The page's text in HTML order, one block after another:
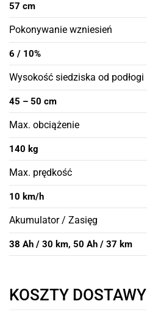
57 cm
Pokonywanie wzniesień
6 / 10%
Wysokość siedziska od podłogi
45 – 50 cm
Max. obciążenie
140 kg
Max. prędkość
10 km/h
Akumulator / Zasięg
38 Ah / 30 km, 50 Ah / 37 km
KOSZTY DOSTAWY